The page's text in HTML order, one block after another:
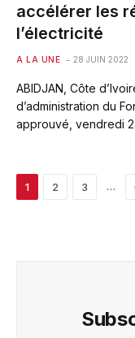
accélérer les
l’électricité
A LA UNE 28 JUIN 2022
ABIDJAN, Côte
d’administration du
approuvé, vendredi
1 2 3 …